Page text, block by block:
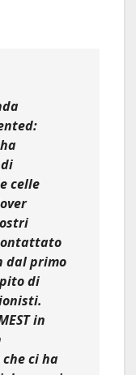
celle
dal primo
di
in
ci ha